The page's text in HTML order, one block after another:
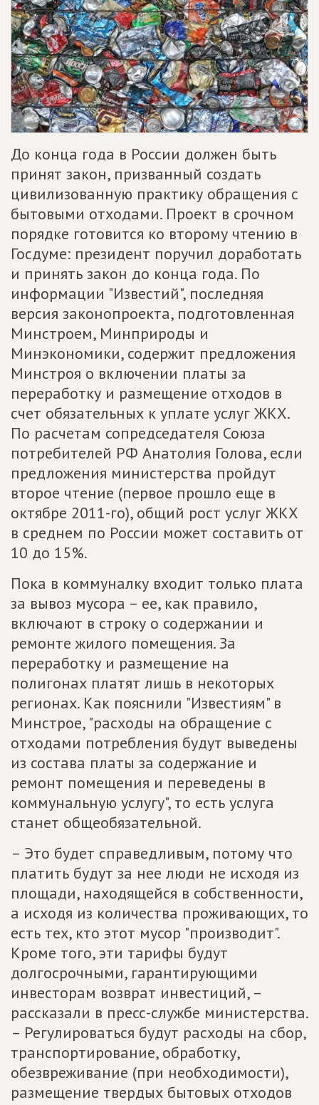
До конца года в России должен быть
принят закон, призванный создать
цивилизованную практику обращения с
бытовыми отходами. Проект в срочном
порядке готовится ко второму чтению в
Госдуме: президент поручил доработать
и принять закон до конца года. По
информации "Известий", последняя
версия законопроекта, подготовленная
Минстроем, Минприроды и
Минэкономики, содержит предложения
Минстроя о включении платы за
переработку и размещение отходов в
счет обязательных к уплате услуг ЖКХ.
По расчетам сопредседателя Союза
потребителей РФ Анатолия Голова, если
предложения министерства пройдут
второе чтение (первое прошло еще в
октябре 2011-го), общий рост услуг ЖКХ
в среднем по России может составить от
10 до 15%.
Пока в коммуналку входит только плата
за вывоз мусора – ее, как правило,
включают в строку о содержании и
ремонте жилого помещения. За
переработку и размещение на
полигонах платят лишь в некоторых
регионах. Как пояснили "Известиям" в
Минстрое, "расходы на обращение с
отходами потребления будут выведены
из состава платы за содержание и
ремонт помещения и переведены в
коммунальную услугу", то есть услуга
станет общеобязательной.
– Это будет справедливым, потому что
платить будут за нее люди не исходя из
площади, находящейся в собственности,
а исходя из количества проживающих, то
есть тех, кто этот мусор "производит".
Кроме того, эти тарифы будут
долгосрочными, гарантирующими
инвесторам возврат инвестиций, –
рассказали в пресс-службе министерства.
– Регулироваться будут расходы на сбор,
транспортирование, обработку,
обезвреживание (при необходимости),
размещение твердых бытовых отходов